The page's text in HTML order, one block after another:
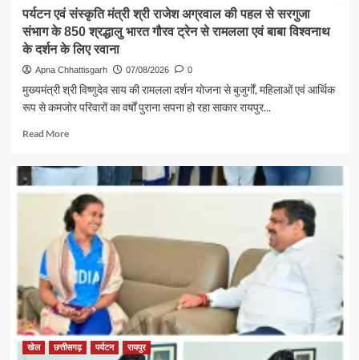
पर्यटन एवं संस्कृति मंत्री श्री राजेश अग्रवाल की पहल से सरगुजा
संभाग के 850 श्रद्धालु भारत गौरव ट्रेन से रामलला एवं बाबा विश्वनाथ
के दर्शन के लिए रवाना
Apna Chhattisgarh 07/08/2026 0
मुख्यमंत्री श्री विष्णुदेव साय की रामलला दर्शन योजना से बुजुर्गों, महिलाओं एवं आर्थिक
रूप से कमजोर परिवारों का वर्षों पुराना सपना हो रहा साकार रायपुर...
Read MoreRead
पर्यटन
एवं
संस्कृति
मंत्री
श्री
राजेश
अग्रवाल
की
पहल
से
सरगुजा
संभाग
खेल छत्तीसगढ़ पर्यटन रायपुर